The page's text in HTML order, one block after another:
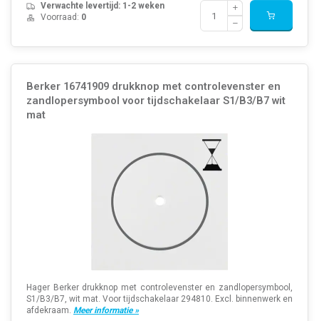
Verwachte levertijd: 1-2 weken
Voorraad: 0
Berker 16741909 drukknop met controlevenster en
zandlopersymbool voor tijdschakelaar S1/B3/B7 wit
mat
Hager Berker drukknop met controlevenster en zandlopersymbool,
S1/B3/B7, wit mat. Voor tijdschakelaar 294810. Excl. binnenwerk en
afdekraam. Meer informatie »